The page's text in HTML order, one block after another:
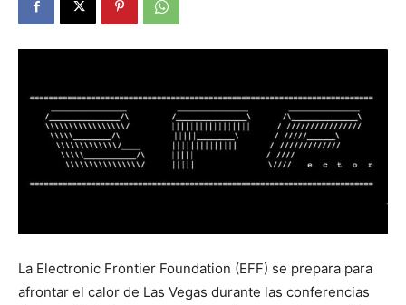
La Electronic Frontier Foundation (EFF) se prepara para
afrontar el calor de Las Vegas durante las conferencias